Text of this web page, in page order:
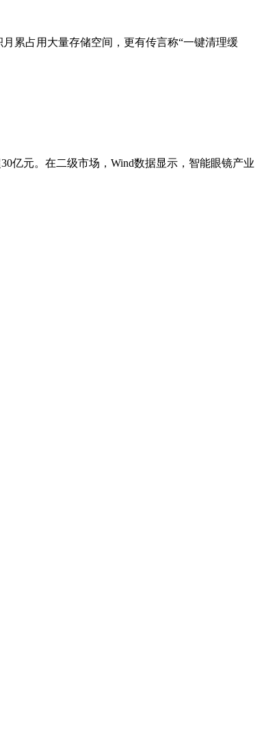
累占用大量存储空间，更有传言称“一键清理缓
亿元。在二级市场，Wind数据显示，智能眼镜产业